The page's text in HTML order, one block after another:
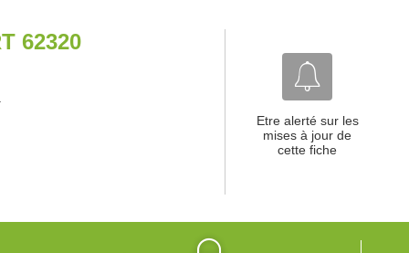
62320
Etre alerté sur les
mises à jour de
cette fiche